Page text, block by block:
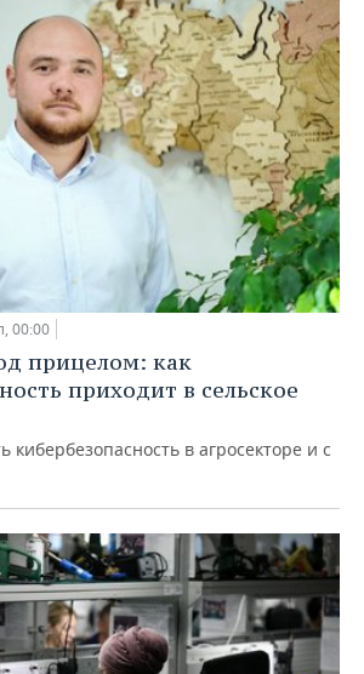
00:00
прицелом: как
приходит в сельское
кибербезопасность в агросекторе и с